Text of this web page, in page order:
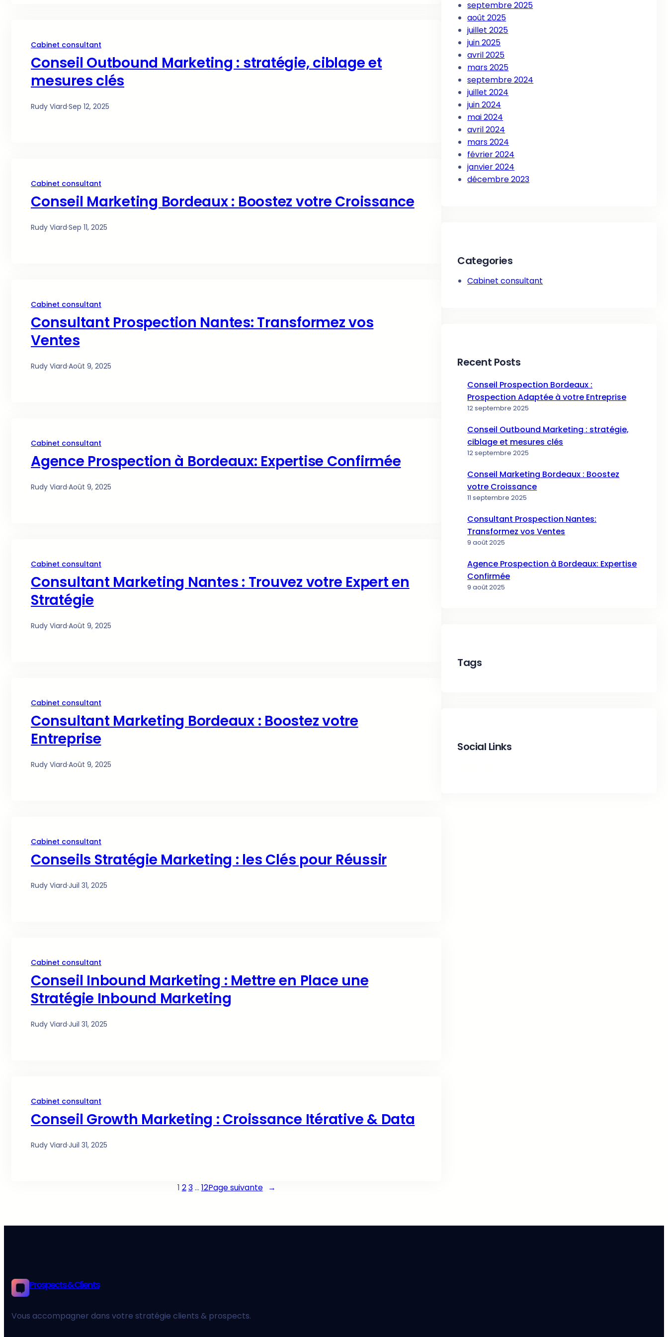
Cabinet consultant
Conseil Outbound Marketing : stratégie, ciblage et
mesures clés
Rudy Viard·Sep 12, 2025
Cabinet consultant
Conseil Marketing Bordeaux : Boostez votre Croissance
Rudy Viard·Sep 11, 2025
Cabinet consultant
Consultant Prospection Nantes: Transformez vos
Ventes
Rudy Viard·Août 9, 2025
Cabinet consultant
Agence Prospection à Bordeaux: Expertise Confirmée
Rudy Viard·Août 9, 2025
Cabinet consultant
Consultant Marketing Nantes : Trouvez votre Expert en
Stratégie
Rudy Viard·Août 9, 2025
Cabinet consultant
Consultant Marketing Bordeaux : Boostez votre
Entreprise
Rudy Viard·Août 9, 2025
Cabinet consultant
Conseils Stratégie Marketing : les Clés pour Réussir
Rudy Viard·Juil 31, 2025
Cabinet consultant
Conseil Inbound Marketing : Mettre en Place une
Stratégie Inbound Marketing
Rudy Viard·Juil 31, 2025
Cabinet consultant
Conseil Growth Marketing : Croissance Itérative & Data
Rudy Viard·Juil 31, 2025
1 23… 12Page suivante →
septembre 2025
août 2025
juillet 2025
juin 2025
avril 2025
mars 2025
septembre 2024
juillet 2024
juin 2024
mai 2024
avril 2024
mars 2024
février 2024
janvier 2024
décembre 2023
Categories
Cabinet consultant
Recent Posts
Conseil Prospection Bordeaux :
Prospection Adaptée à votre Entreprise
12 septembre 2025
Conseil Outbound Marketing : stratégie,
ciblage et mesures clés
12 septembre 2025
Conseil Marketing Bordeaux : Boostez
votre Croissance
11 septembre 2025
Consultant Prospection Nantes:
Transformez vos Ventes
9 août 2025
Agence Prospection à Bordeaux: Expertise
Confirmée
9 août 2025
Tags
Social Links
Prospects & Clients
Vous accompagner dans votre stratégie clients & prospects.